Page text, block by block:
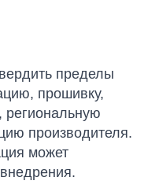
пределы
прошивку,
региональную
производителя.
может